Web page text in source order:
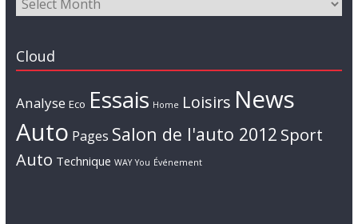
Cloud
Analyse Eco Essais Home Loisirs News
Auto Pages Salon de l'auto 2012 Sport
Auto Technique WAY You Événement